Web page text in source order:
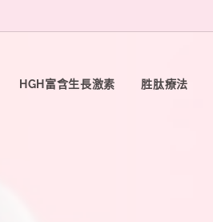
HGH富含生長激素 胜肽療法